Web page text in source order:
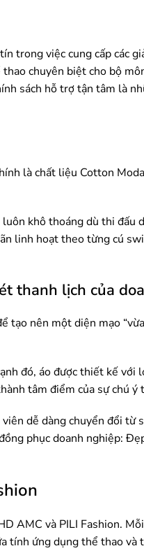
trong việc cung cấp các
chuyên biệt cho bộ
sách hỗ trợ tận tâm là
là chất liệu Cotton
khô thoáng dù thi đấu
linh hoạt theo từng cú
thanh lịch của
nên một diện mạo
đó, áo được thiết kế với
tâm điểm của sự chú ý
dễ dàng chuyển đổi từ
phục doanh nghiệp:
AMC và PILI Fashion.
tính ứng dụng thể thao và